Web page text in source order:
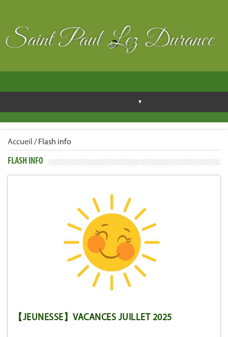
Accueil / Flash info
FLASH INFO
【JEUNESSE】VACANCES JUILLET 2025